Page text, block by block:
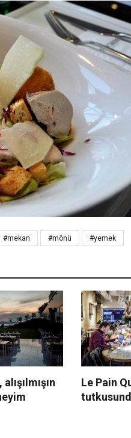
#mekan #mönü #yemek
Le Pain